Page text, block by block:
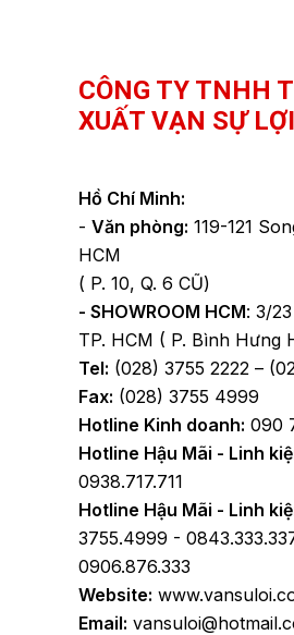
CÔNG TY TNHH
XUẤT VẠN SỰ LỢI
Hồ Chí Minh:
- Văn phòng: 119-121
HCM
( P. 10, Q. 6 CŨ)
- SHOWROOM HCM: 3/
TP. HCM ( P. Bình Hưng
Tel: (028) 3755 2222 –
Fax: (028) 3755 4999
Hotline Kinh doanh: 090
Hotline Hậu Mãi - Linh
0938.717.711
Hotline Hậu Mãi - Linh
3755.4999 -
0906.876.333
Website:
Email: